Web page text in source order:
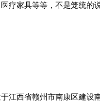
疗家具等等，不是笼统的
江西省赣州市南康区建设